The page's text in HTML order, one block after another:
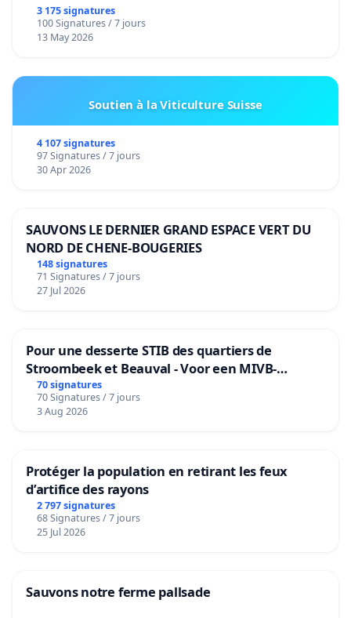
3 175 signatures
100 Signatures / 7 jours
13 May 2026
Soutien à la Viticulture Suisse
4 107 signatures
97 Signatures / 7 jours
30 Apr 2026
SAUVONS LE DERNIER GRAND ESPACE VERT DU
NORD DE CHENE-BOUGERIES
148 signatures
71 Signatures / 7 jours
27 Jul 2026
Pour une desserte STIB des quartiers de
Stroombeek et Beauval - Voor een MIVB-
bediening van de wijken Strombeek en Het
Voor
70 signatures
70 Signatures / 7 jours
3 Aug 2026
Protéger la population en retirant les feux
d’artifice des rayons
2 797 signatures
68 Signatures / 7 jours
25 Jul 2026
Sauvons notre ferme pallsade